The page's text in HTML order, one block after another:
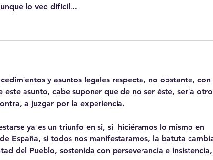
lo veo difícil...
y asuntos legales respecta, no obstante, con
este asunto, cabe suponer que de no ser éste, sería
a juzgar por la experiencia.
ya es un triunfo en si, si  hiciéramos lo mismo en
España, si todos nos manifestaramos, la batuta
del Pueblo, sostenida con perseverancia e